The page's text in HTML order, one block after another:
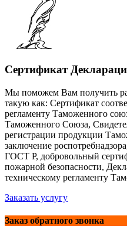
Сертификат
Мы поможем Вам получить
такую как: Сертификат
регламенту Таможенного
Таможенного Союза,
регистрации продукции
заключение
ГОСТ Р, добровольный
пожарной безопасности,
техническому регламенту
Заказать услугу
Заказ обратного звонка